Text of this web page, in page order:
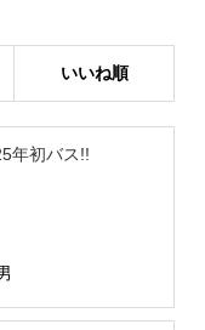
いいね順
年初バス!!